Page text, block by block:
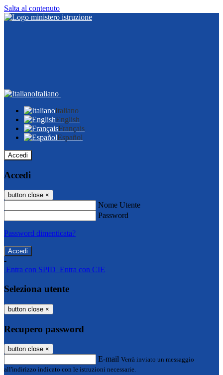
Salta al contenuto
Italiano
Italiano
English
Français
Español
Accedi
Accedi
button close ×
Nome Utente
Password
Password dimenticata?
-
Entra con SPID Entra con CIE
Seleziona utente
button close ×
Recupero password
button close ×
E-mail Verrà inviato un messaggio
all'indirizzo indicato con le istruzioni necessarie.